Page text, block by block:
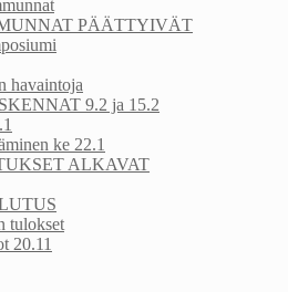
PÄÄTTYIVÄT
havaintoja
9.2 ja 15.2
ke 22.1
ALKAVAT
tulokset
20.11